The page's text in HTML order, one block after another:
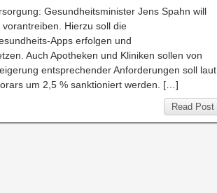
Gesundheitsminister Jens Spahn will
Hierzu soll die
Apps erfolgen und
Auch Apotheken und Kliniken sollen von
entsprechender Anforderungen soll laut
um 2,5 % sanktioniert werden. […]
Read Post